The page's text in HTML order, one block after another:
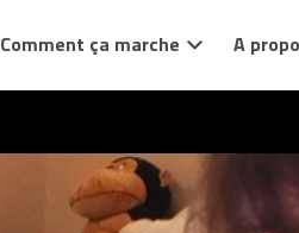
Comment ça marche A